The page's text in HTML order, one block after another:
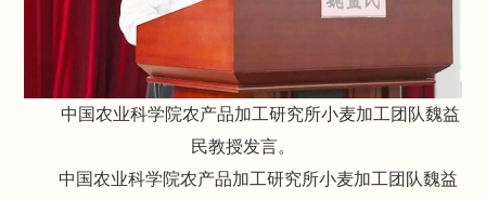
中国农业科学院农产品加工研究所小麦加工团队魏益
民教授发言。
中国农业科学院农产品加工研究所小麦加工团队魏益